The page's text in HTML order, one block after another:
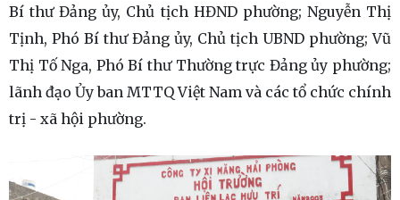
Bí thư Đảng ủy, Chủ tịch HĐND phường; Nguyễn Thị
Tịnh, Phó Bí thư Đảng ủy, Chủ tịch UBND phường; Vũ
Thị Tố Nga, Phó Bí thư Thường trực Đảng ủy phường;
lãnh đạo Ủy ban MTTQ Việt Nam và các tổ chức chính
trị - xã hội phường.